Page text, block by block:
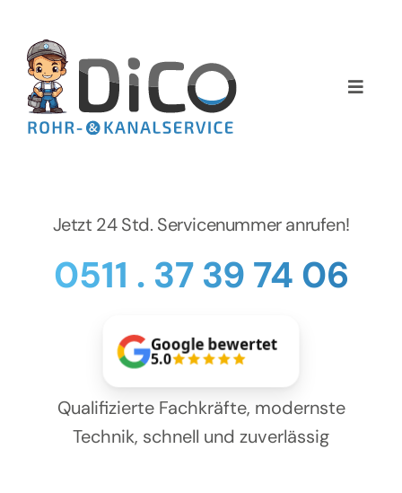
springen
Toggle
Home
NEWS
Kontakt
Jetzt 24 Std. Servicenummer anrufen!
0511 . 37 39 74 06
Google bewertet
5.0
Qualifizierte Fachkräfte, modernste
Technik, schnell und zuverlässig